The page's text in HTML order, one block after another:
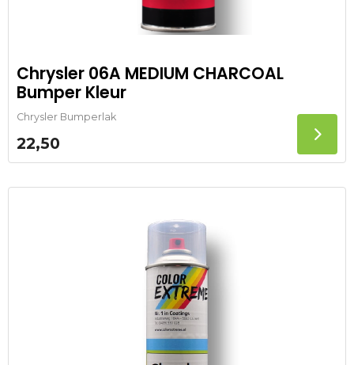
Chrysler 06A MEDIUM CHARCOAL
Bumper Kleur
Chrysler Bumperlak
22,50